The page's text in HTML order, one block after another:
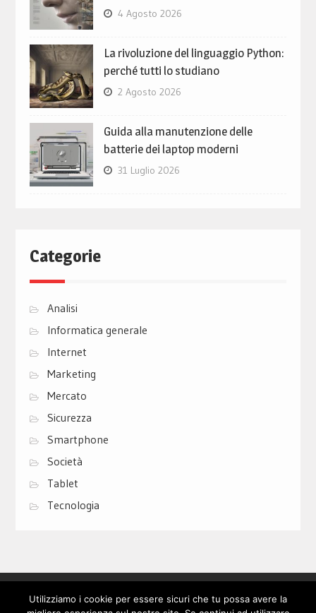
4 Agosto 2026
La rivoluzione del linguaggio Python:
perché tutti lo studiano
2 Agosto 2026
Guida alla manutenzione delle
batterie dei laptop moderni
31 Luglio 2026
Categorie
Analisi
Informatica generale
Internet
Marketing
Mercato
Sicurezza
Smartphone
Società
Tablet
Tecnologia
Utilizziamo i cookie per essere sicuri che tu possa avere la